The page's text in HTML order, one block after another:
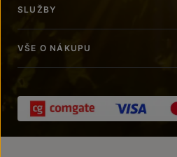
SLUŽBY
VŠE O NÁKUPU